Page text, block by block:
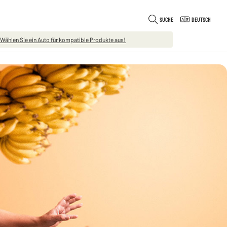
SUCHE DEUTSCH
Sie ein Auto für kompatible Produkte aus!